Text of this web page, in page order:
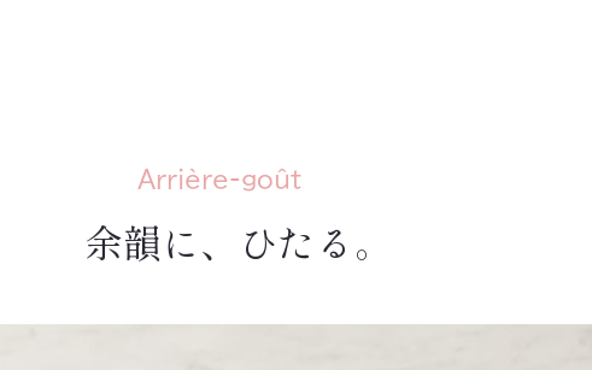
Arrière-goût
余韻に、ひたる。